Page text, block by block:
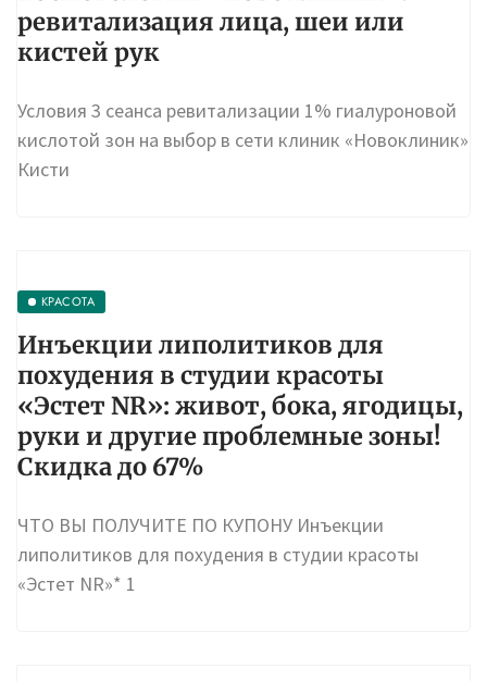
косметологии «Новоклиник»:
ревитализация лица, шеи или
Условия 3 сеанса ревитализации 1% гиалуроновой
кислотой зон на выбор в сети клиник «Новоклиник»
Инъекции липолитиков для
похудения в студии красоты
«Эстет NR»: живот, бока, ягодицы,
руки и другие проблемные зоны!
ЧТО ВЫ ПОЛУЧИТЕ ПО КУПОНУ Инъекции
липолитиков для похудения в студии красоты